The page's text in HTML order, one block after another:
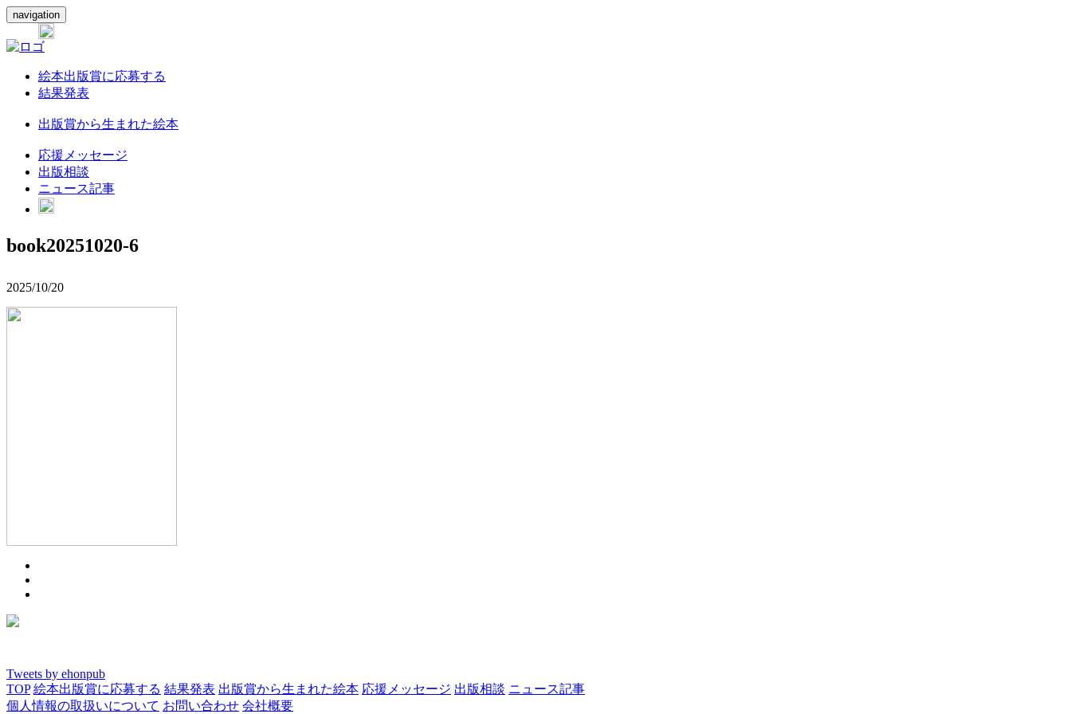
navigation
絵本出版賞に応募する
結果発表
出版賞から生まれた絵本
応援メッセージ
出版相談
ニュース記事
book20251020-6
2025/10/20
Tweets by ehonpub
TOP 絵本出版賞に応募する 結果発表 出版賞から生まれた絵本 応援メッセージ 出版相談 ニュース記事
個人情報の取扱いについて お問い合わせ 会社概要